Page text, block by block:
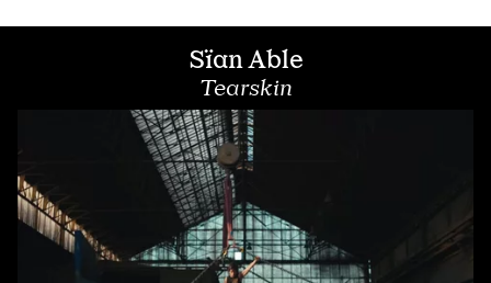
Sïan Able
Tearskin